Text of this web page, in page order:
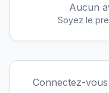
Aucun
Soyez le
Connectez-